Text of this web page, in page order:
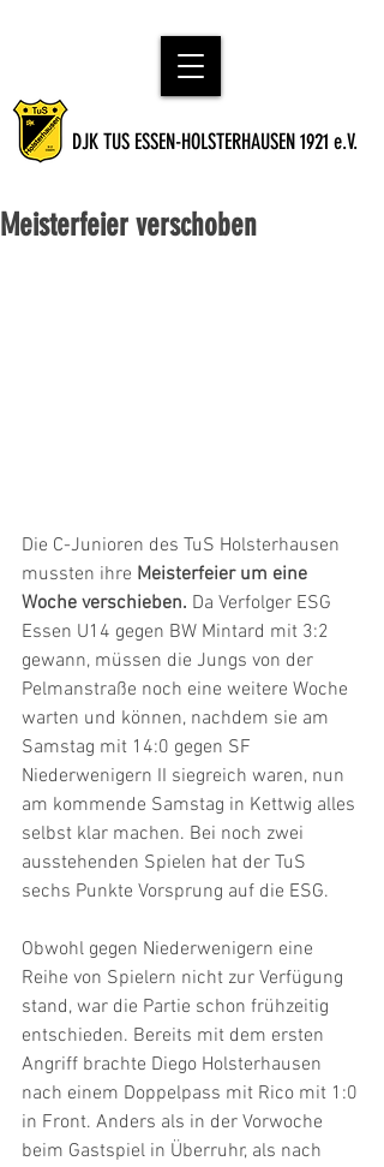
DJK TUS ESSEN-HOLSTERHAUSEN 1921 e.V.
Meisterfeier verschoben
Die C-Junioren des TuS Holsterhausen
mussten ihre Meisterfeier um eine
Woche verschieben. Da Verfolger ESG
Essen U14 gegen BW Mintard mit 3:2
gewann, müssen die Jungs von der
Pelmanstraße noch eine weitere Woche
warten und können, nachdem sie am
Samstag mit 14:0 gegen SF
Niederwenigern II siegreich waren, nun
am kommende Samstag in Kettwig alles
selbst klar machen. Bei noch zwei
ausstehenden Spielen hat der TuS
sechs Punkte Vorsprung auf die ESG.
Obwohl gegen Niederwenigern eine
Reihe von Spielern nicht zur Verfügung
stand, war die Partie schon frühzeitig
entschieden. Bereits mit dem ersten
Angriff brachte Diego Holsterhausen
nach einem Doppelpass mit Rico mit 1:0
in Front. Anders als in der Vorwoche
beim Gastspiel in Überruhr, als nach